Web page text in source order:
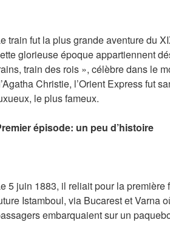
train fut la plus grande aventure du
glorieuse époque appartiennent
train des rois », célèbre dans le
Christie, l’Orient Express fut
le plus fameux.
épisode: un peu d’histoire
5 juin 1883, il reliait pour la
Istamboul, via Bucarest et Varna
embarquaient sur un